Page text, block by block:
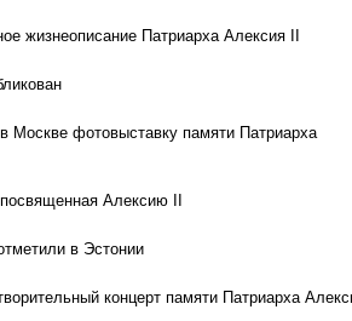
жизнеописание Патриарха Алексия II
Москве фотовыставку памяти Патриарха
Алексию II
в Эстонии
концерт памяти Патриарха